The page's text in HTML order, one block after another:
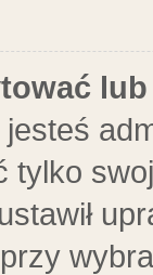
tylko
przy